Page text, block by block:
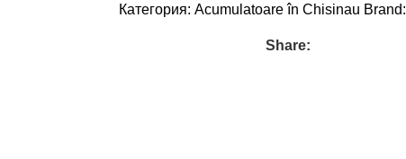
Категория: Acumulatoare în Chisinau Brand:
Share: